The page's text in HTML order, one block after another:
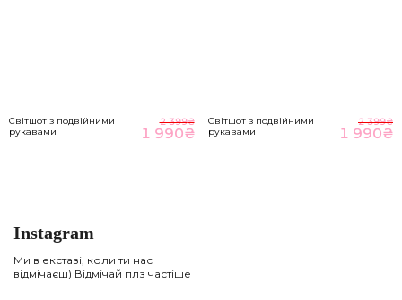
Світшот з подвійними
рукавами
2 399₴
1 990₴
Світшот з подвійними
рукавами
2 399₴
1 990₴
Instagram
Ми в екстазі, коли ти нас
відмічаєш) Відмічай плз частіше